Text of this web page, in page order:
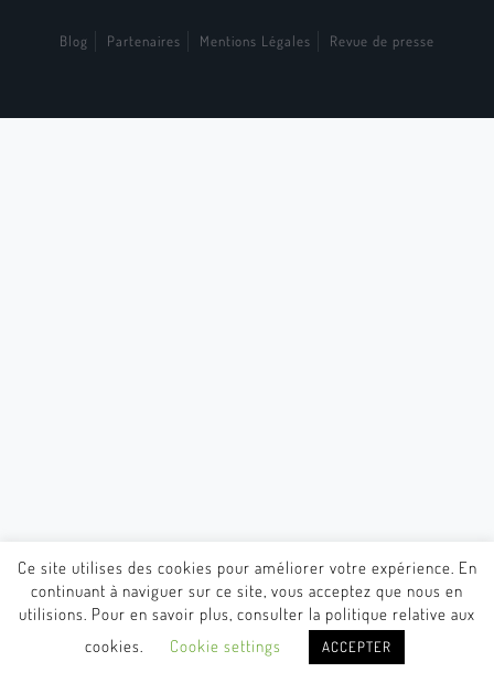
Blog Partenaires Mentions Légales Revue de presse
Ce site utilises des cookies pour améliorer votre expérience. En
continuant à naviguer sur ce site, vous acceptez que nous en
utilisions. Pour en savoir plus, consulter la politique relative aux
cookies.
Cookie settings ACCEPTER